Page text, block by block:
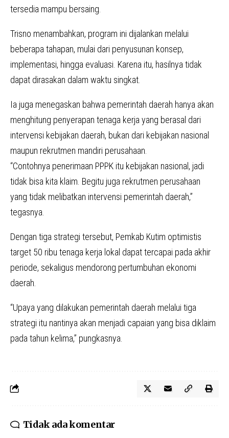
tersedia mampu bersaing.
Trisno menambahkan, program ini dijalankan melalui
beberapa tahapan, mulai dari penyusunan konsep,
implementasi, hingga evaluasi. Karena itu, hasilnya tidak
dapat dirasakan dalam waktu singkat.
Ia juga menegaskan bahwa pemerintah daerah hanya akan
menghitung penyerapan tenaga kerja yang berasal dari
intervensi kebijakan daerah, bukan dari kebijakan nasional
maupun rekrutmen mandiri perusahaan.
“Contohnya penerimaan PPPK itu kebijakan nasional, jadi
tidak bisa kita klaim. Begitu juga rekrutmen perusahaan
yang tidak melibatkan intervensi pemerintah daerah,”
tegasnya.
Dengan tiga strategi tersebut, Pemkab Kutim optimistis
target 50 ribu tenaga kerja lokal dapat tercapai pada akhir
periode, sekaligus mendorong pertumbuhan ekonomi
daerah.
“Upaya yang dilakukan pemerintah daerah melalui tiga
strategi itu nantinya akan menjadi capaian yang bisa diklaim
pada tahun kelima,” pungkasnya.
Tidak ada komentar